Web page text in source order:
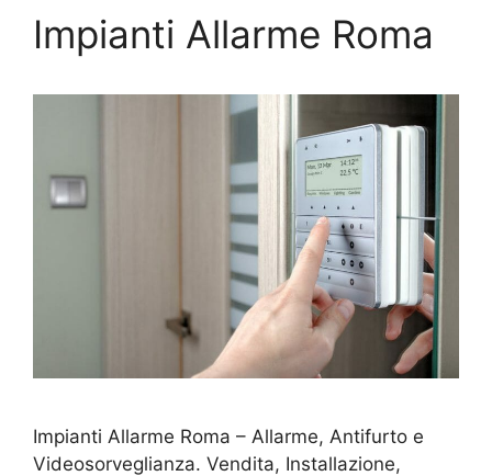
Impianti Allarme Roma
Impianti Allarme Roma – Allarme, Antifurto e
Videosorveglianza. Vendita, Installazione,